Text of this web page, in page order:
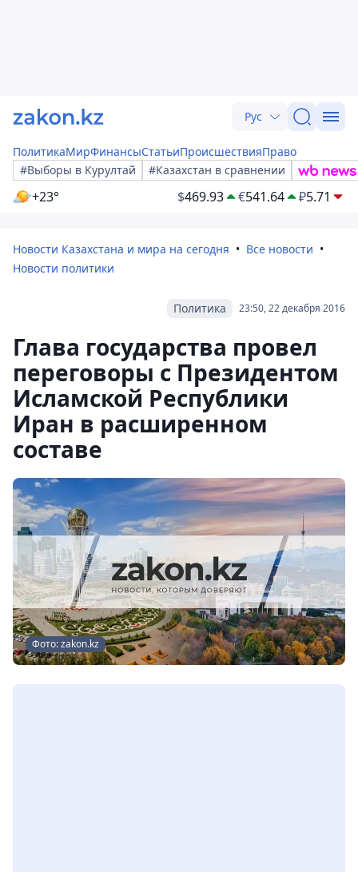
Рус
ПолитикаМирФинансыСтатьиПроисшествияПраво
#Выборы в Курултай
#Казахстан в сравнении
+23° $469.93 €541.64 ₽5.71
Новости Казахстана и мира на сегодня
Все новости
Новости политики
23:50, 22 декабря 2016
Политика
Глава государства провел
переговоры с Президентом
Исламской Республики
Иран в расширенном
составе
Фото: zakon.kz